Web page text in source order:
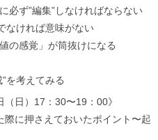
必ず”編集”しなければならない
なければ意味がない
の感覚」が筒抜けになる
を考えてみる
日）17：30〜19：00》
際に押さえておいたポイント〜起